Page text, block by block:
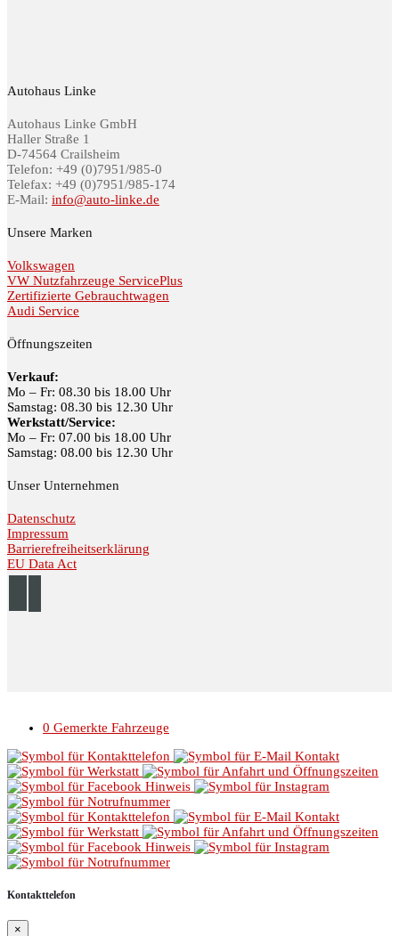
Autohaus Linke
Autohaus Linke GmbH
Haller Straße 1
D-74564 Crailsheim
Telefon: +49 (0)7951/985-0
Telefax: +49 (0)7951/985-174
E-Mail: info@auto-linke.de
Unsere Marken
Volkswagen
VW Nutzfahrzeuge ServicePlus
Zertifizierte Gebrauchtwagen
Audi Service
Öffnungszeiten
Verkauf:
Mo – Fr: 08.30 bis 18.00 Uhr
Samstag: 08.30 bis 12.30 Uhr
Werkstatt/Service:
Mo – Fr: 07.00 bis 18.00 Uhr
Samstag: 08.00 bis 12.30 Uhr
Unser Unternehmen
Datenschutz
Impressum
Barrierefreiheitserklärung
EU Data Act
0 Gemerkte Fahrzeuge
Kontakttelefon
×